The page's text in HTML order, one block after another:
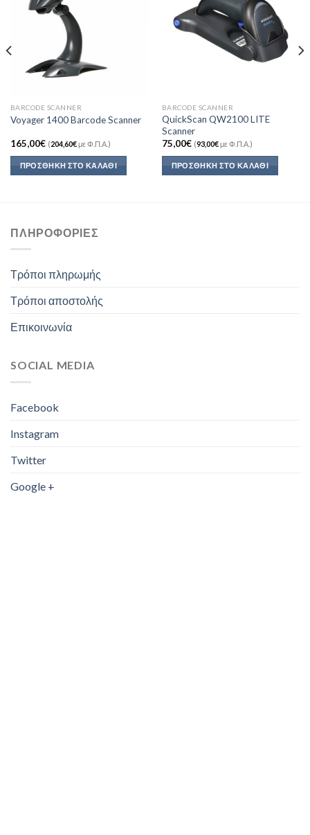
BARCODE SCANNER
Voyager 1400 Barcode Scanner
165,00€ (204,60€με Φ.Π.Α.)
ΠΡΟΣΘΉΚΗ ΣΤΟ ΚΑΛΆΘΙ
Add to
Wishlist
BARCODE SCANNER
QuickScan QW2100 LITE
Scanner
75,00€ (93,00€με Φ.Π.Α.)
ΠΡΟΣΘΉΚΗ ΣΤΟ ΚΑΛΆΘΙ
ΠΛΗΡΟΦΟΡΊΕΣ
Τρόποι πληρωμής
Τρόποι αποστολής
Επικοινωνία
SOCIAL MEDIA
Facebook
Instagram
Twitter
Google +